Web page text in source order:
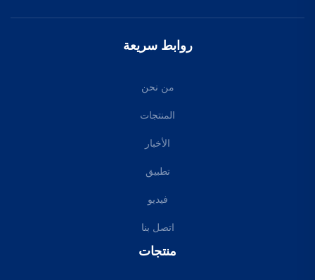
روابط سريعة
من نحن
المنتجات
الأخبار
تطبيق
فيديو
اتصل بنا
منتجات